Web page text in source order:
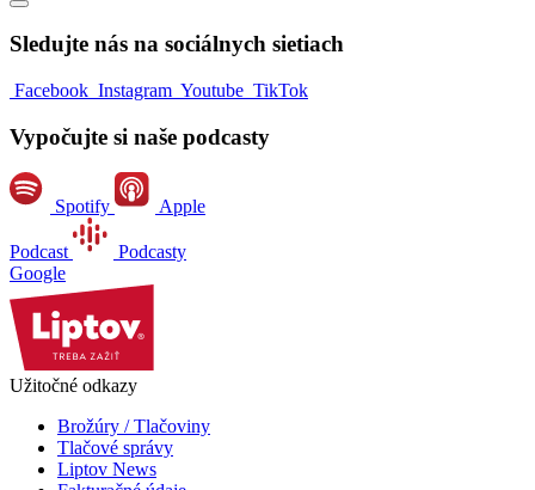
Sledujte nás na sociálnych sietiach
Facebook Instagram Youtube TikTok
Vypočujte si naše podcasty
Spotify Apple
Podcast
Podcasty
Google
Užitočné odkazy
Brožúry / Tlačoviny
Tlačové správy
Liptov News